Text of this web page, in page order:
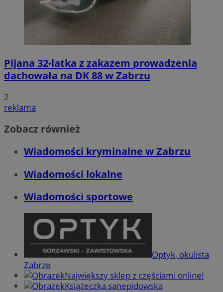
Pijana 32-latka z zakazem prowadzenia
dachowała na DK 88 w Zabrzu
2
reklama
Zobacz również
Wiadomości kryminalne w Zabrzu
Wiadomości lokalne
Wiadomości sportowe
Optyk, okulista
Zabrze
Największy sklep z częściami online!
Książeczka sanepidowska